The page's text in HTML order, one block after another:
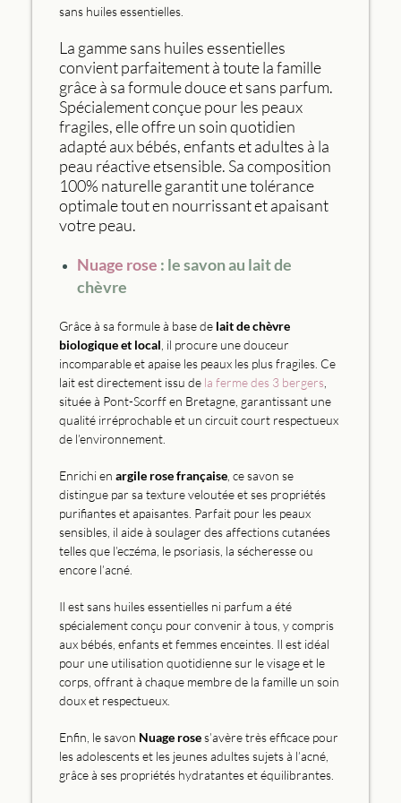
sans huiles essentielles.
La gamme sans huiles essentielles
convient parfaitement à toute la famille
grâce à sa formule douce et sans parfum.
Spécialement conçue pour les peaux
fragiles, elle offre un soin quotidien
adapté aux bébés, enfants et adultes à la
peau réactive etsensible. Sa composition
100% naturelle garantit une tolérance
optimale tout en nourrissant et apaisant
votre peau.
Nuage rose : le savon au lait de
chèvre
Grâce à sa formule à base de lait de chèvre
biologique et local , il procure une douceur
incomparable et apaise les peaux les plus fragiles. Ce
lait est directement issu de la ferme des 3 bergers
située à Pont-Scorff en Bretagne, garantissant une
qualité irréprochable et un circuit court respectueux
de l’environnement.
Enrichi en argile rose française , ce savon se
distingue par sa texture veloutée et ses propriétés
purifiantes et apaisantes. Parfait pour les peaux
sensibles, il aide à soulager des affections cutanées
telles que l’eczéma, le psoriasis, la sécheresse ou
encore l’acné.
Il est sans huiles essentielles ni parfum a été
spécialement conçu pour convenir à tous, y compris
aux bébés, enfants et femmes enceintes. Il est idéal
pour une utilisation quotidienne sur le visage et le
corps, offrant à chaque membre de la famille un soin
doux et respectueux.
Enfin, le savon Nuage roses’avère très efficace pour
les adolescents et les jeunes adultes sujets à l’acné,
grâce à ses propriétés hydratantes et équilibrantes.